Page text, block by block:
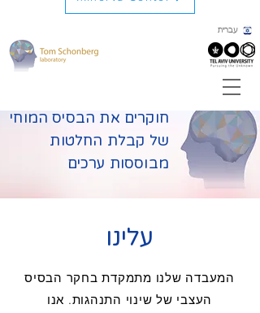
עברית
חוקרים את הבסיס המוחי
של קבלת החלטות
מבוססות ערכים
עלינו
המעבדה שלנו מתמקדת בחקר הבסיס
העצבי של שינוי התנהגות. אנו